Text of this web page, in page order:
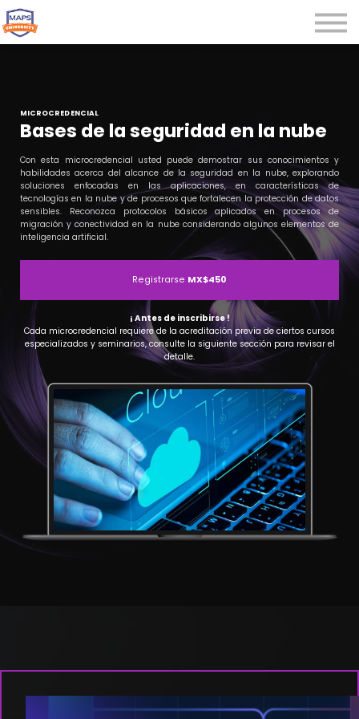
Seminarios
Iniciar sesión
Registrarse
MICROCREDENCIAL
Bases de la seguridad en la nube
Con esta microcredencial usted puede demostrar sus conocimientos y
habilidades acerca del alcance de la seguridad en la nube, explorando
soluciones enfocadas en las aplicaciones, en características de
tecnologías en la nube y de procesos que fortalecen la protección de datos
sensibles. Reconozca protocolos básicos aplicados en procesos de
migración y conectividad en la nube considerando algunos elementos de
inteligencia artificial.
Registrarse MX$450
¡ Antes de inscribirse !
Cada microcredencial requiere de la acreditación previa de ciertos cursos
especializados y seminarios, consulte la siguiente sección para revisar el
detalle.